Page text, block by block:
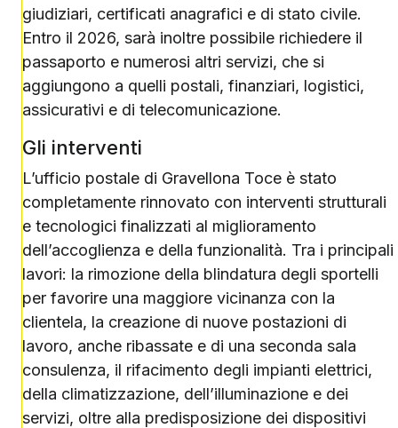
giudiziari, certificati anagrafici e di stato civile.
Entro il 2026, sarà inoltre possibile richiedere il
passaporto e numerosi altri servizi, che si
aggiungono a quelli postali, finanziari, logistici,
assicurativi e di telecomunicazione.
Gli interventi
L’ufficio postale di Gravellona Toce è stato
completamente rinnovato con interventi strutturali
e tecnologici finalizzati al miglioramento
dell’accoglienza e della funzionalità. Tra i principali
lavori: la rimozione della blindatura degli sportelli
per favorire una maggiore vicinanza con la
clientela, la creazione di nuove postazioni di
lavoro, anche ribassate e di una seconda sala
consulenza, il rifacimento degli impianti elettrici,
della climatizzazione, dell’illuminazione e dei
servizi, oltre alla predisposizione dei dispositivi